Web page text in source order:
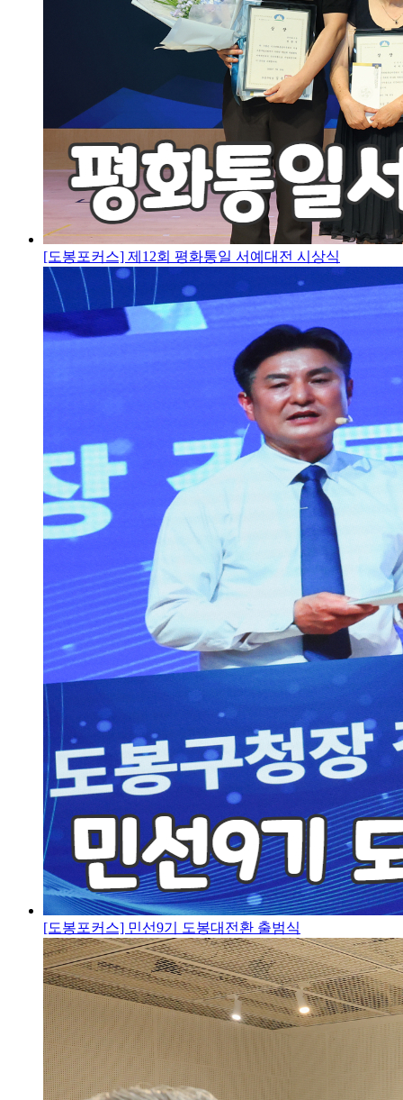
[도봉포커스] 제12회 평화통일 서예대전 시상식
[도봉포커스] 민선9기 도봉대전환 출범식